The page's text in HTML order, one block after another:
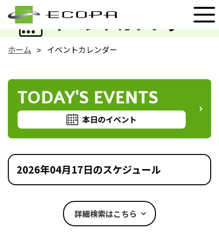
イベントカレンダー
EVENT
ホーム イベントカレンダー
TODAY'S EVENTS
本日のイベント
2026年04月17日のスケジュール
詳細検索はこちら